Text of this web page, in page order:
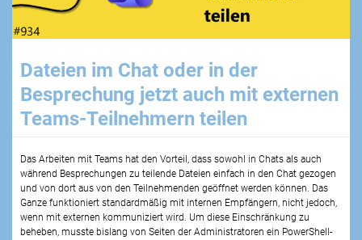
Dateien im Chat oder in der
Besprechung jetzt auch mit externen
Teams-Teilnehmern teilen
Das Arbeiten mit Teams hat den Vorteil, dass sowohl in Chats als auch
während Besprechungen zu teilende Dateien einfach in den Chat gezogen
und von dort aus von den Teilnehmenden geöffnet werden können. Das
Ganze funktioniert standardmäßig mit internen Empfängern, nicht jedoch,
wenn mit externen kommuniziert wird. Um diese Einschränkung zu
beheben, musste bislang von Seiten der Administratoren ein PowerShell-